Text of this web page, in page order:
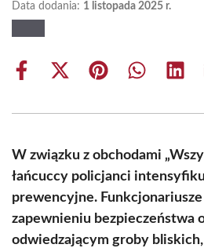
Data dodania: 1 listopada 2025 r.
Share
Share
(Twitter)
Share Share
W związku z obchodami
łańcuccy policjanci
prewencyjne.
zapewnieniu bezpieczeństwa
odwiedzającym groby